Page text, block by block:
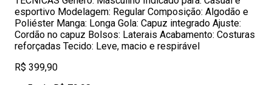
esportivo Modelagem: Regular Composição: Algodão e
Poliéster Manga: Longa Gola: Capuz integrado Ajuste:
Cordão no capuz Bolsos: Laterais Acabamento: Costuras
reforçadas Tecido: Leve, macio e respirável
R$ 399,90